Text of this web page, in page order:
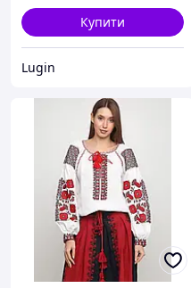
Купити
Lugin